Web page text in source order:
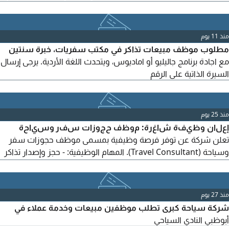
والأفراد. نتطلع الى تعيين مستشار سفر وسياحة ذو خبرة، نشاط،
وشغف بتحقيق النتائج للانضمام الى فريقنا الديناميكي. المهام
والمسؤوليات الرئيسية إدارة ترتيبات السفر الشاملة
منذ 11 يوم
مطلوب موظف مبيعات تذاكر في مكتب سفريات، خبرة سنتين
مع اجادة برنامج جاليليو أو اماديوس، ويتحدث اللغة الأردية. يرجى إرسال
السيرة الذاتية على الرقم
منذ 25 يوم
إعلان وظيفة شاغرة: موظف حجوزات سفر وسياحة
تعلن شركة عن توفر فرصة وظيفية بمسمى موظف حجوزات سفر
وسياحة (Travel Consultant). المهام الوظيفية: - حجز وإصدار تذاكر
العطلات، والتأمين السياحي. - تقديم الاستشارات للعملاء بشأن
الوجهات السياحية ومتطلبات السفر. - إنجاز معاملات التأشيرات،
وبالأخص دول الشنغن، المملكة المتحدة، الولايات المتحدة الأمريكية.
منذ 27 يوم
شركة سياحة كبرى تطلب موظفين مبيعات وخدمة عملاء في
أبوظبي النادي السياحي